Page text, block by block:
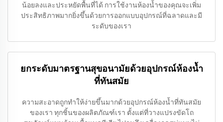
น้อยลงและประหยัดพื้นที่ได้ การใช้งานห้องน้ำของคุณจะเพิ่ม
ประสิทธิภาพมากยิ่งขึ้นด้วยการออกแบบอุปกรณ์ที่ฉลาดและมี
ระดับของเรา
ยกระดับมาตรฐานสุขอนามัยด้วยอุปกรณ์ห้องน้ำ
ที่ทันสมัย
ความสะอาดถูกทำให้ง่ายขึ้นมากด้วยอุปกรณ์ห้องน้ำที่ทันสมัย
ของเรา ทุกชิ้นของผลิตภัณฑ์เรา ตั้งแต่ที่วางแปรงขัดโถ